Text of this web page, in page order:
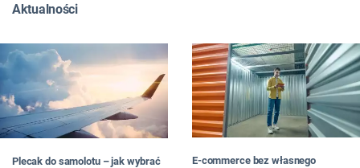
ZAREJESTRUJ
Aktualności
Plecak do samolotu – jak wybrać
E-commerce bez własnego